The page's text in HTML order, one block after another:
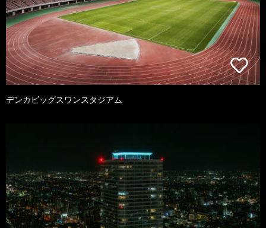
デンカビッグスワンスタジアム